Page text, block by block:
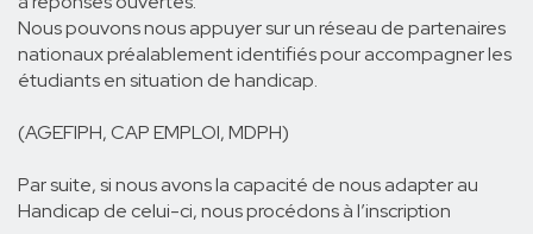
Nous pouvons nous appuyer sur un réseau de partenaires
nationaux préalablement identifiés pour accompagner les
étudiants en situation de handicap.
(AGEFIPH, CAP EMPLOI, MDPH)
Par suite, si nous avons la capacité de nous adapter au
Handicap de celui-ci, nous procédons à l’inscription